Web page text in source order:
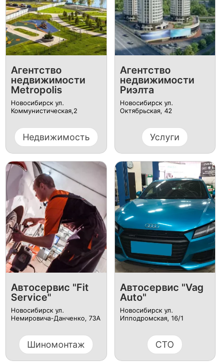
Агентство
недвижимости
Metropolis
Новосибирск ул.
Коммунистическая,2
Недвижимость
Агентство
недвижимости
Риэлта
Новосибирск ул.
Октябрьская, 42
Услуги
Автосервис "Fit
Service"
Новосибирск ул.
Немировича-Данченко, 73А
Шиномонтаж
Автосервис "Vag
Auto"
Новосибирск ул.
Ипподромская, 16/1
СТО